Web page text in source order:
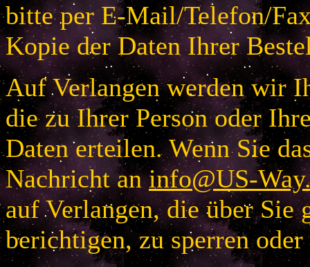
bitte per E-Mail/Telefon/
Kopie der Daten Ihrer
Auf Verlangen werden wir
die zu Ihrer Person oder
Daten erteilen. Wenn Sie
Nachricht aninfo@US-
auf Verlangen, die über Sie
berichtigen, zu sperren